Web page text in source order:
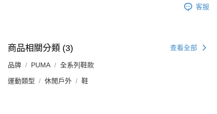
客服
商品相關分類 (3) 查看全部
品牌 PUMA 全系列鞋款
運動類型 休閒戶外 鞋